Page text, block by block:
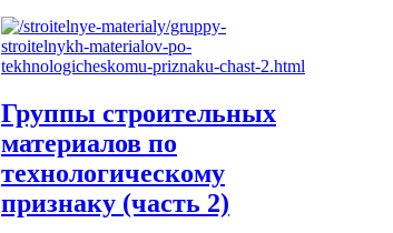
Группы строительных
материалов по
технологическому
признаку (часть 2)